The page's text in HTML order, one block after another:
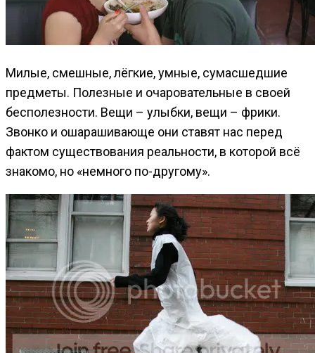
Милые, смешные, лёгкие, умные, сумасшедшие
предметы. Полезные и очаровательные в своей
бесполезности. Вещи – улыбки, вещи – фрики.
Звонко и ошарашивающе они ставят нас перед
фактом существования реальности, в которой всё
знакомо, но «немного по-другому».